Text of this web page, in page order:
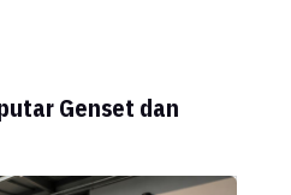
Genset dan